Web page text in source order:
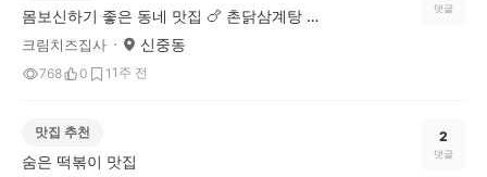
몸보신하기 좋은 동네 맛집 🍗 촌닭삼계탕 소개해요
크림치즈집사 신중동
768 0 1 1주 전
댓글
맛집 추천
숨은 떡볶이 맛집
2
댓글